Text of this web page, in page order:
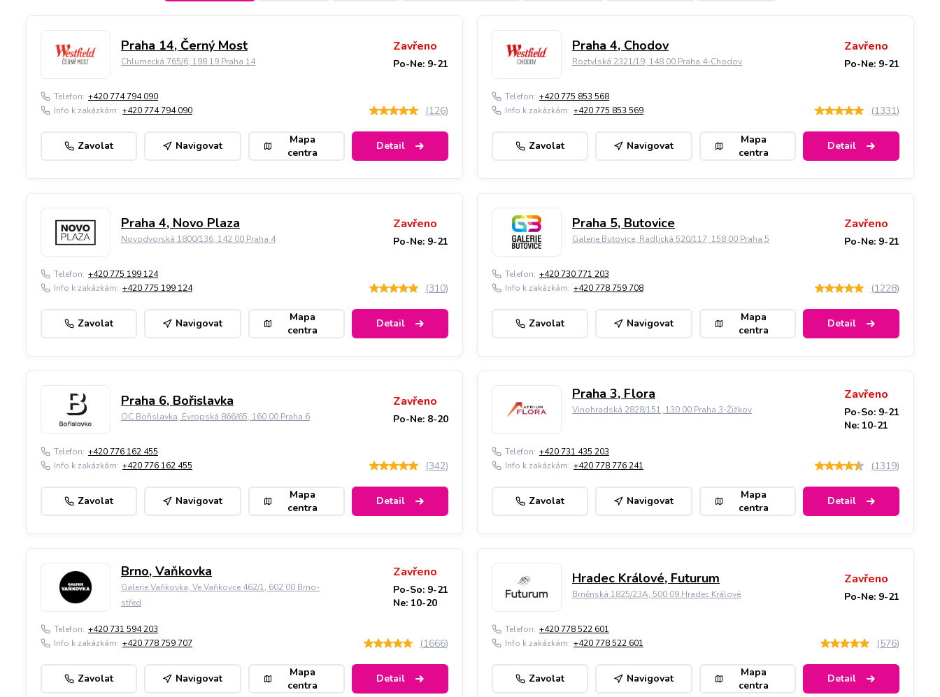
Praha 14, Černý Most
Chlumecká 765/6, 198 19 Praha 14
Zavřeno
Po-Ne: 9-21
Telefon: +420 774 794 090
Info k zakázkám: +420 774 794 090 (126)
Zavolat Navigovat
Mapa
centra
Detail
Praha 4, Chodov
Roztylská 2321/19, 148 00 Praha 4-Chodov
Zavřeno
Po-Ne: 9-21
Telefon: +420 775 853 568
Info k zakázkám: +420 775 853 569 (1331)
Zavolat Navigovat
Mapa
centra
Detail
Praha 4, Novo Plaza
Novodvorská 1800/136, 142 00 Praha 4
Zavřeno
Po-Ne: 9-21
Telefon: +420 775 199 124
Info k zakázkám: +420 775 199 124 (310)
Zavolat Navigovat
Mapa
centra
Detail
Praha 5, Butovice
Galerie Butovice, Radlická 520/117, 158 00 Praha 5
Zavřeno
Po-Ne: 9-21
Telefon: +420 730 771 203
Info k zakázkám: +420 778 759 708 (1228)
Zavolat Navigovat
Mapa
centra
Detail
Praha 6, Bořislavka
OC Bořislavka, Evropská 866/65, 160 00 Praha 6
Zavřeno
Po-Ne: 8-20
Telefon: +420 776 162 455
Info k zakázkám: +420 776 162 455 (342)
Zavolat Navigovat
Mapa
centra
Detail
Praha 3, Flora
Vinohradská 2828/151, 130 00 Praha 3-Žižkov
Zavřeno
Po-So: 9-21
Ne: 10-21
Telefon: +420 731 435 203
Info k zakázkám: +420 778 776 241 (1319)
Zavolat Navigovat
Mapa
centra
Detail
Brno, Vaňkovka
Galerie Vaňkovka, Ve Vaňkovce 462/1, 602 00 Brno-
střed
Zavřeno
Po-So: 9-21
Ne: 10-20
Telefon: +420 731 594 203
Info k zakázkám: +420 778 759 707 (1666)
Zavolat Navigovat
Mapa
centra
Detail
Hradec Králové, Futurum
Brněnská 1825/23A, 500 09 Hradec Králové
Zavřeno
Po-Ne: 9-21
Telefon: +420 778 522 601
Info k zakázkám: +420 778 522 601 (576)
Zavolat Navigovat
Mapa
centra
Detail